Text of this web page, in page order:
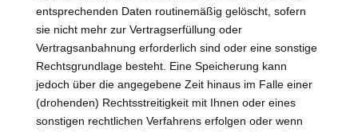
entsprechenden Daten routinemäßig gelöscht, sofern
sie nicht mehr zur Vertragserfüllung oder
Vertragsanbahnung erforderlich sind oder eine sonstige
Rechtsgrundlage besteht. Eine Speicherung kann
jedoch über die angegebene Zeit hinaus im Falle einer
(drohenden) Rechtsstreitigkeit mit Ihnen oder eines
sonstigen rechtlichen Verfahrens erfolgen oder wenn